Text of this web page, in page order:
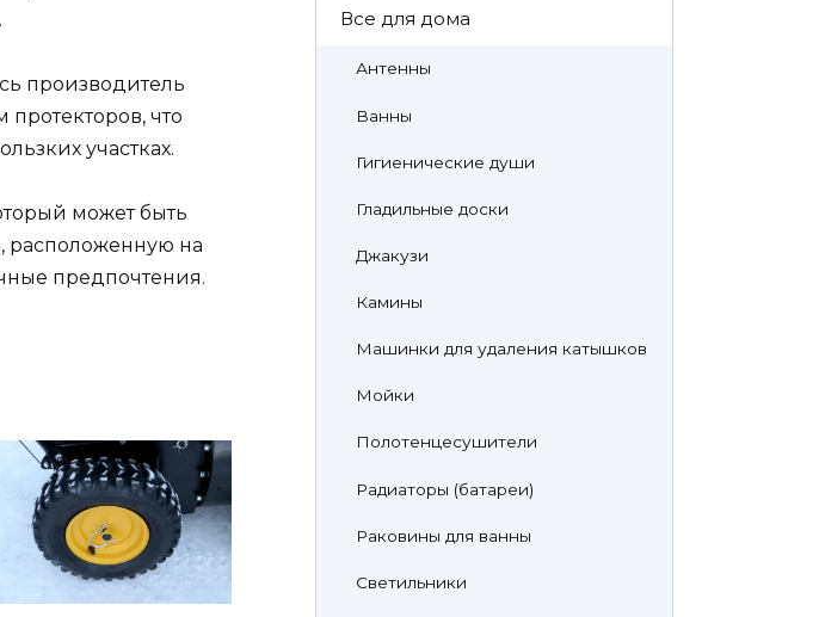
производитель
что
участках.
может быть
расположенную на
предпочтения.
Все для дома
Антенны
Ванны
Гигиенические души
Гладильные доски
Джакузи
Камины
Машинки для удаления катышков
Мойки
Полотенцесушители
Радиаторы (батареи)
Раковины для ванны
Светильники